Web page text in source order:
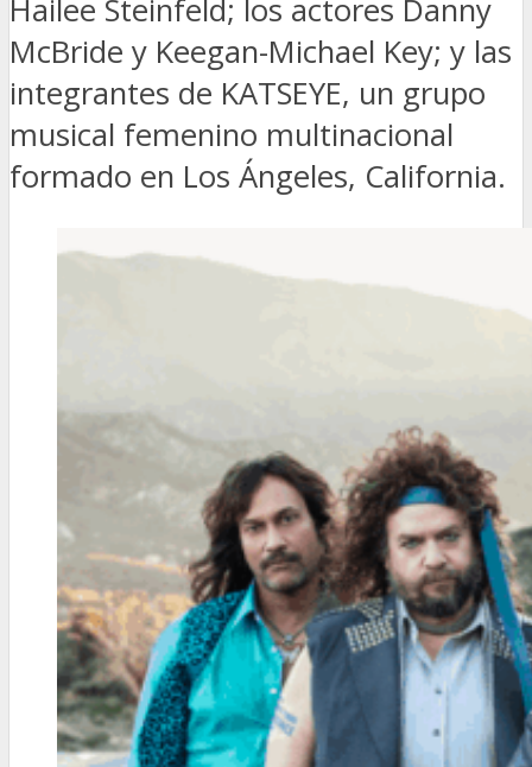
Hailee Steinfeld; los actores Danny
McBride y Keegan-Michael Key; y las
integrantes de KATSEYE, un grupo
musical femenino multinacional
formado en Los Ángeles, California.